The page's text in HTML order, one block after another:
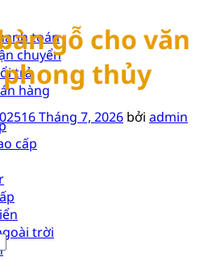
toán
chuyển
trả
hàng
cấp
trời
gỗ cho văn
thủy
16 Tháng 7, 2026 bởi admin